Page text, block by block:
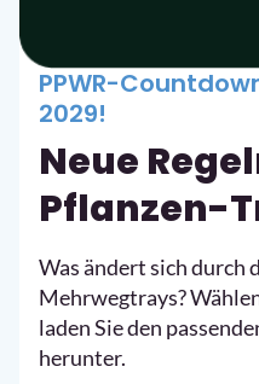
PPWR-
2029!
Neue
Pflanzen-
Was ändert sich durch
Mehrwegtrays?
laden Sie den
herunter.